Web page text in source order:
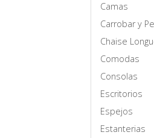
Camas
Carrobar y
Chaise
Comodas
Consolas
Escritorios
Espejos
Estanterias